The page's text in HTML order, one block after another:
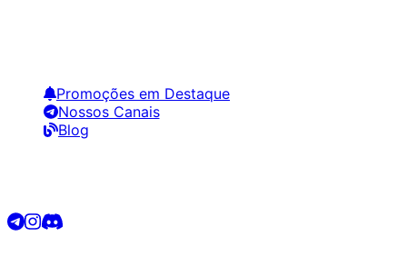
Promoções em Destaque
Nossos Canais
Blog